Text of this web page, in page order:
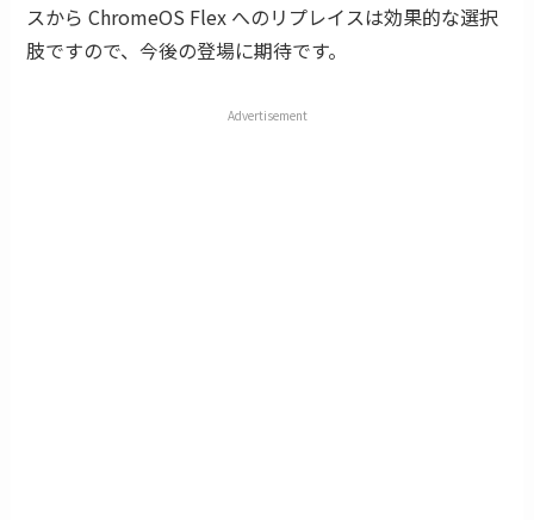
スから ChromeOS Flex へのリプレイスは効果的な選択
肢ですので、今後の登場に期待です。
Advertisement